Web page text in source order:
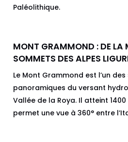
Paléolithique.
MONT GRAMMOND : DE LA
SOMMETS DES ALPES
Le Mont Grammond est l’un
panoramiques du versant
Vallée de la Roya. Il atteint
permet une vue à 360° entre